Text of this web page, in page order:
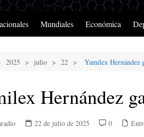
Mundiales Económica
2025 julio 22 Yamilex Hernández
Hernández
22 de julio de 2025 0